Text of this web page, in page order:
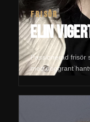
FRISÖR
Elin
Passionerad frisör
med noggrant